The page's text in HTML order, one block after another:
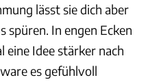
lässt sie dich aber
spüren. In engen Ecken
eine Idee stärker nach
es gefühlvoll